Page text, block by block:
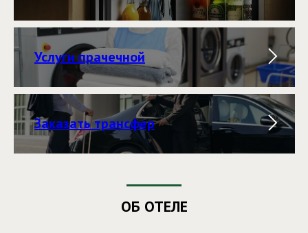
Услуги прачечной
Заказать трансфер
ОБ ОТЕЛЕ